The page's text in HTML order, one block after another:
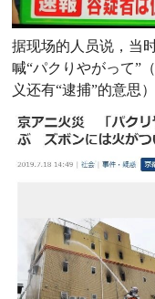
据现场的人员说，当
喊“パクりやがって”
义还有“逮捕”的意思）